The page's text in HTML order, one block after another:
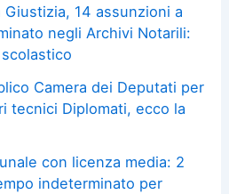
14 assunzioni a
negli Archivi Notarili:
scolastico
Camera dei Deputati per
tecnici Diplomati, ecco la
con licenza media: 2
indeterminato per